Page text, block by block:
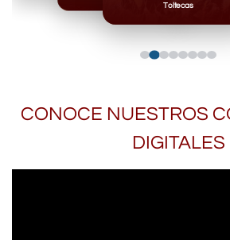
Toltecas
CONOCE NUESTROS
DIGITALES